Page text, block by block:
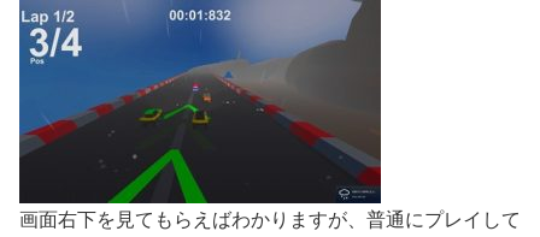
画面右下を見てもらえばわかりますが、普通にプレイして